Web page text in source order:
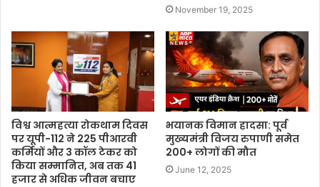
November 19, 2025
विश्व आत्महत्या रोकथाम दिवस
पर यूपी-112 ने 225 पीआरवी
कर्मियों और 3 कॉल टेकर को
किया सम्मानित, अब तक 41
हजार से अधिक जीवन बचाए
भयानक विमान हादसा: पूर्व
मुख्यमंत्री विजय रुपाणी समेत
200+ लोगों की मौत
June 12, 2025